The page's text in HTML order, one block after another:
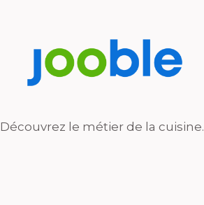
Découvrez le métier de la cuisine.